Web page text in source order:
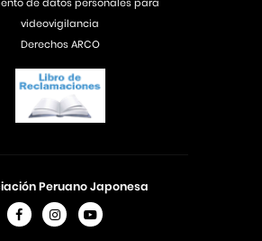
Peruano Japonesa
videovigilancia
Derechos ARCO